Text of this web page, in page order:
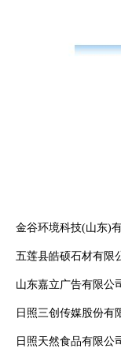
金谷环境科技(山东)
五莲县皓硕石材有限
山东嘉立广告有限公
日照三创传媒股份有
日照天然食品有限公